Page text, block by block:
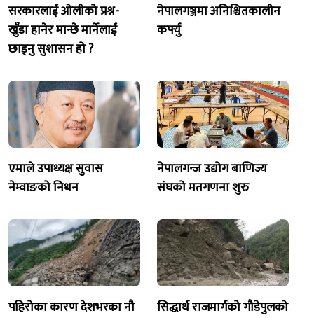
सरकारलाई ओलीको प्रश्न-
खुँडा हानेर मान्छे मार्नेलाई
छाड्नु सुशासन हो ?
नेपालगञ्जमा अनिश्चितकालीन
कर्फ्यु
एमाले उपाध्यक्ष सुवास
नेम्वाङको निधन
नेपालगन्ज उद्योग बाणिज्य
संघको मतगणना शुरु
पहिरोका कारण देशभरका नौ
सिद्धार्थ राजमार्गको गौडेपुलको